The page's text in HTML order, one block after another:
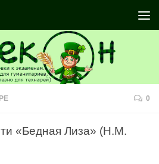
0
«Бедная Лиза» (Н.М.